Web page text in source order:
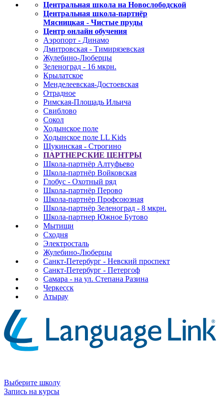
Центральная школа на Новослободской
Центральная школа-партнёр
Мясницкая - Чистые пруды
Центр онлайн обучения
Аэропорт - Динамо
Дмитровская - Тимирязевская
Жулебино-Люберцы
Зеленоград - 16 мкрн.
Крылатское
Менделеевская-Достоевская
Отрадное
Римская-Площадь Ильича
Свиблово
Сокол
Ходынское поле
Ходынское поле LL Kids
Щукинская - Строгино
ПАРТНЕРСКИЕ ЦЕНТРЫ
Школа-партнёр Алтуфьево
Школа-партнёр Войковская
Глобус - Охотный ряд
Школа-партнёр Перово
Школа-партнёр Профсоюзная
Школа-партнёр Зеленоград - 8 мкрн.
Школа-партнер Южное Бутово
Мытищи
Сходня
Электросталь
Жулебино-Люберцы
Санкт-Петербург - Невский проспект
Санкт-Петербург - Петергоф
Самара - на ул. Степана Разина
Черкесск
Атырау
Выберите школу
Запись на курсы